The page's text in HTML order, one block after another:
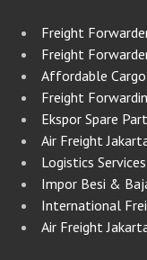
Freight
Freight
Affordable Cargo
Freight
Ekspor Spare Part
Air Freight
Logistics
Impor Besi &
International
Air Freight